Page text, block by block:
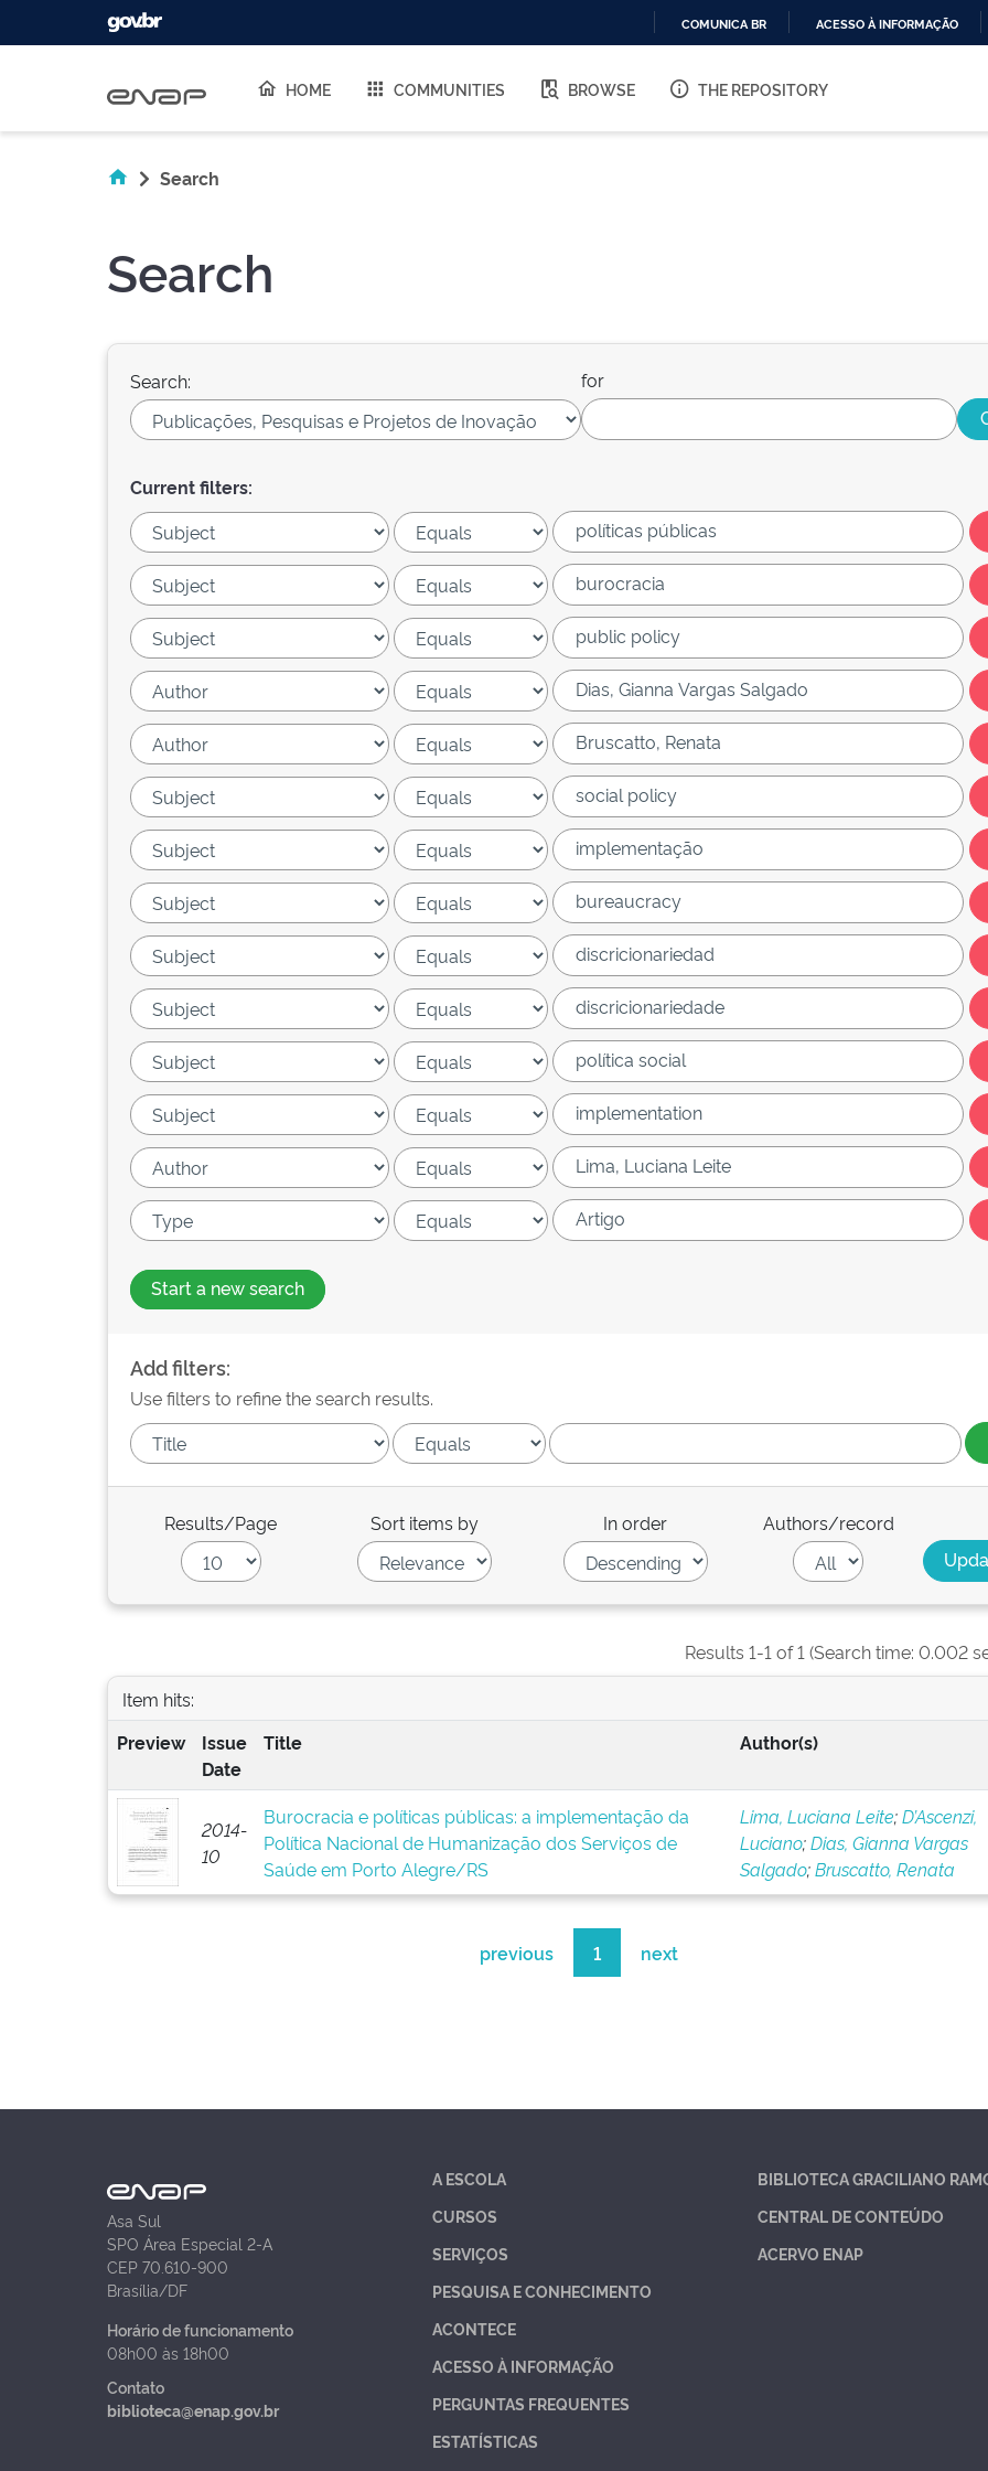
O
COMUNICA BR ACESSO À INFORMAÇÃO
HOME COMMUNITIES BROWSE THE REPOSITORY
Search
Search
Search: for
Current filters:
Start a new search
Add filters:
Use filters to refine the search results.
Results/Page Sort items by In order Authors/record
Results 1-1 of 1 (Search time: 0.002
Item hits:
Preview
Issue
Date
Title Author(s)
2014-
10
Burocracia e políticas públicas: a implementação da
Política Nacional de Humanização dos Serviços de
Saúde em Porto Alegre/RS
Lima, Luciana Leite;D’Ascenzi,
Luciano;Dias, Gianna Vargas
Salgado;Bruscatto, Renata
previous 1 next
Asa Sul
SPO Área Especial 2-A
CEP 70.610-900
Brasília/DF
Horário de funcionamento
08h00 às 18h00
Contato
biblioteca@enap.gov.br
A ESCOLA
CURSOS
SERVIÇOS
PESQUISA E CONHECIMENTO
ACONTECE
ACESSO À INFORMAÇÃO
PERGUNTAS FREQUENTES
ESTATÍSTICAS
BIBLIOTECA GRACILIANO
CENTRAL DE CONTEÚDO
ACERVO ENAP